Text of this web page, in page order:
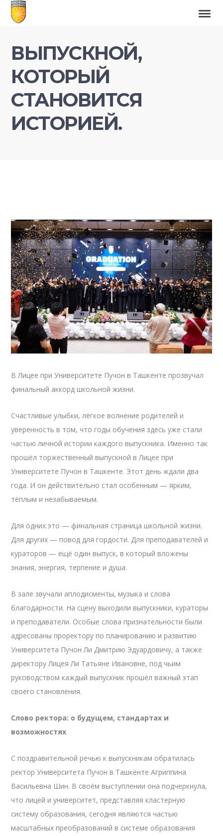
ВЫПУСКНОЙ,
КОТОРЫЙ
СТАНОВИТСЯ
ИСТОРИЕЙ.
В Лицее при Университете Пучон в Ташкенте прозвучал
финальный аккорд школьной жизни.
Счастливые улыбки, лёгкое волнение родителей и
уверенность в том, что годы обучения здесь уже стали
частью личной истории каждого выпускника. Именно так
прошёл торжественный выпускной в Лицее при
Университете Пучон в Ташкенте. Этот день ждали два
года. И он действительно стал особенным — ярким,
тёплым и незабываемым.
Для одних это — финальная страница школьной жизни.
Для других — повод для гордости. Для преподавателей и
кураторов — ещё один выпуск, в который вложены
знания, энергия, терпение и душа.
В зале звучали аплодисменты, музыка и слова
благодарности. На сцену выходили выпускники, кураторы
и преподаватели. Особые слова признательности были
адресованы проректору по планированию и развитию
Университета Пучон Ли Дмитрию Эдуардовичу, а также
директору Лицея Ли Татьяне Ивановне, под чьим
руководством каждый выпускник прошёл важный этап
своего становления.
Слово ректора: о будущем, стандартах и
возможностях
С поздравительной речью к выпускникам обратилась
ректор Университета Пучон в Ташкенте Агриппина
Васильевна Шин. В своём выступлении она подчеркнула,
что лицей и университет, представляя кластерную
систему образования, сегодня являются частью
масштабных преобразований в системе образования